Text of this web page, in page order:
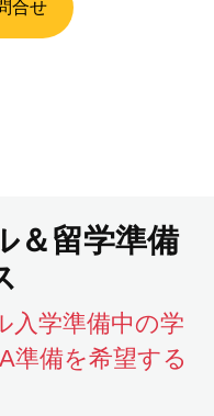
合せ
＆留学準備
入学準備中の学
準備を希望する